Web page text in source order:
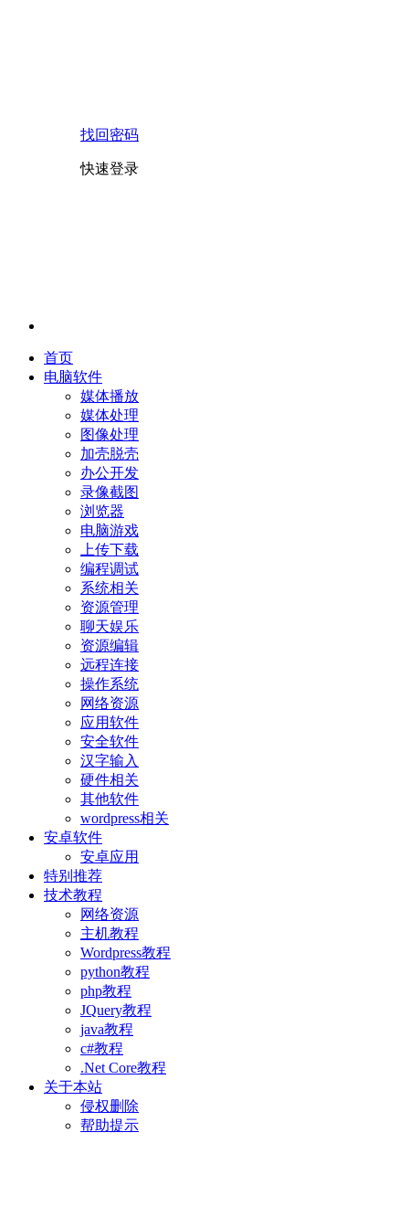
找回密码
快速登录
首页
电脑软件
媒体播放
媒体处理
图像处理
加壳脱壳
办公开发
录像截图
浏览器
电脑游戏
上传下载
编程调试
系统相关
资源管理
聊天娱乐
资源编辑
远程连接
操作系统
网络资源
应用软件
安全软件
汉字输入
硬件相关
其他软件
wordpress相关
安卓软件
安卓应用
特别推荐
技术教程
网络资源
主机教程
Wordpress教程
python教程
php教程
JQuery教程
java教程
c#教程
.Net Core教程
关于本站
侵权删除
帮助提示